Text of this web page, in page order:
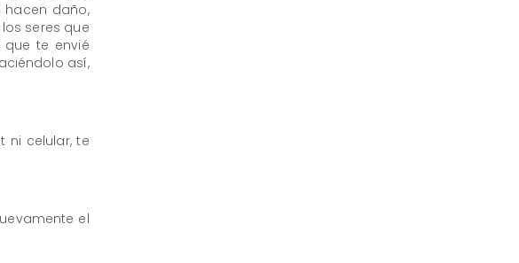
daño,
seres que
te envié
así,
ni celular, te
el